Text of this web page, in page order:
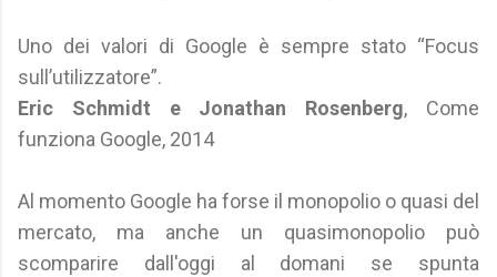
Uno dei valori di Google è sempre stato “Focus
sull’utilizzatore”.
Eric Schmidt e Jonathan Rosenberg, Come
funziona Google, 2014
Al momento Google ha forse il monopolio o quasi del
mercato, ma anche un quasimonopolio può
scomparire dall'oggi al domani se spunta